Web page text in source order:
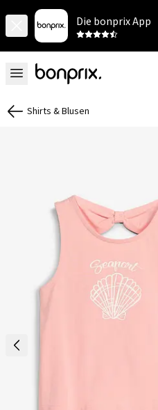
Die bonprix App
Shirts & Blusen